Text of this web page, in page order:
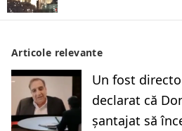
Articole relevante
Un fost
declarat că
șantajat să